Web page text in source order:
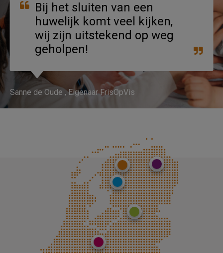
Bij het sluiten van een
huwelijk komt veel kijken,
wij zijn uitstekend op weg
geholpen!
Sanne de Oude Eigenaar FrisOpVis
St. Nicolaasga
Zwolle
LeeuwardenGroningen